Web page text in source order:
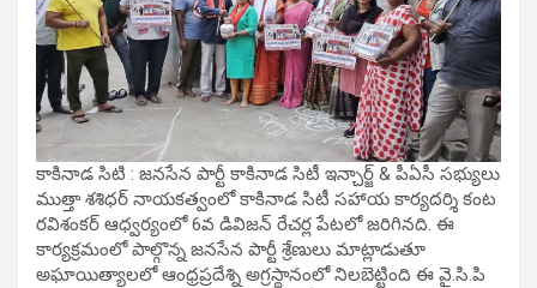
కాకినాడ సిటి : జనసేన పార్టీ కాకినాడ సిటీ ఇన్చార్జ్ & పీఏసీ సభ్యులు
ముత్తా శశిధర్ నాయకత్వంలో కాకినాడ సిటీ సహాయ కార్యదర్శి కంట
రవిశంకర్ ఆధ్వర్యంలో 6వ డివిజన్ రేచర్ల పేటలో జరిగినది. ఈ
కార్యక్రమంలో పాల్గొన్న జనసేన పార్టీ శ్రేణులు మాట్లాడుతూ
అఘాయిత్యాలలో ఆంధ్రప్రదేశ్ని అగ్రస్థానంలో నిలబెట్టింది ఈ వై.సి.పి